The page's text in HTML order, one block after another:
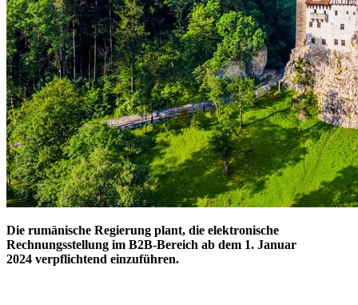
Die rumänische Regierung plant, die elektronische
Rechnungsstellung im B2B-Bereich ab dem 1. Januar
2024 verpflichtend einzuführen.